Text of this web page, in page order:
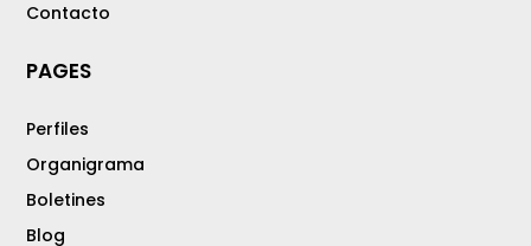
Contacto
PAGES
Perfiles
Organigrama
Boletines
Blog